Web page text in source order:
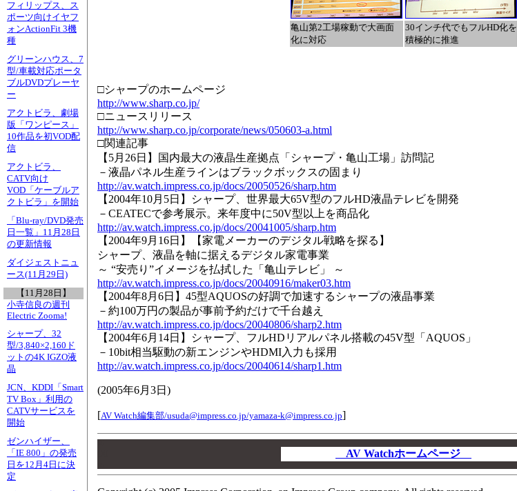
フィリップス、ス
ポーツ向けイヤフ
ォンActionFit 3機
種
グリーンハウス、7
型/車載対応ポータ
ブルDVDプレーヤ
ー
アクトビラ、劇場
版「ワンピース」
10作品を初VOD配
信
アクトビラ、
CATV向け
VOD「ケーブルア
クトビラ」を開始
「Blu-ray/DVD発売
日一覧」11月28日
の更新情報
ダイジェストニュ
ース(11月29日)
【11月28日】
小寺信良の週刊
Electric Zooma!
シャープ、32
型/3,840×2,160ド
ットの4K IGZO液
晶
JCN、KDDI「Smart
TV Box」利用の
CATVサービスを
開始
ゼンハイザー、
「IE 800」の発売
日を12月4日に決
定
亀山第2工場稼動で大画面
化に対応
30インチ代でもフルHD化を
積極的に推進
□シャープのホームページ
http://www.sharp.co.jp/
□ニュースリリース
http://www.sharp.co.jp/corporate/news/050603-a.html
□関連記事
【5月26日】国内最大の液晶生産拠点「シャープ・亀山工場」訪問記
－液晶パネル生産ラインはブラックボックスの固まり
http://av.watch.impress.co.jp/docs/20050526/sharp.htm
【2004年10月5日】シャープ、世界最大65V型のフルHD液晶テレビを開発
－CEATECで参考展示。来年度中に50V型以上を商品化
http://av.watch.impress.co.jp/docs/20041005/sharp.htm
【2004年9月16日】【家電メーカーのデジタル戦略を探る】
シャープ、液晶を軸に据えるデジタル家電事業
～ “安売り”イメージを払拭した「亀山テレビ」 ～
http://av.watch.impress.co.jp/docs/20040916/maker03.htm
【2004年8月6日】45型AQUOSの好調で加速するシャープの液晶事業
－約100万円の製品が事前予約だけで千台越え
http://av.watch.impress.co.jp/docs/20040806/sharp2.htm
【2004年6月14日】シャープ、フルHDリアルパネル搭載の45V型「AQUOS」
－10bit相当駆動の新エンジンやHDMI入力も採用
http://av.watch.impress.co.jp/docs/20040614/sharp1.htm
(2005年6月3日 )
[AV Watch編集部/usuda@impress.co.jp/yamaza-k@impress.co.jp]
AV Watchホームページ